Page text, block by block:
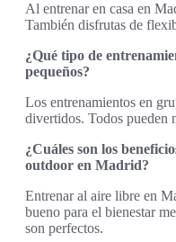
Al entrenar en casa en
También disfrutas de
¿Qué tipo de
pequeños?
Los entrenamientos en
divertidos. Todos pueden
¿Cuáles son los
outdoor en Madrid?
Entrenar al aire libre en
bueno para el bienestar
son perfectos.